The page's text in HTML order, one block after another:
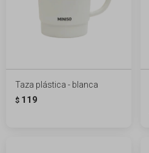
Taza plástica - blanca
$ 119